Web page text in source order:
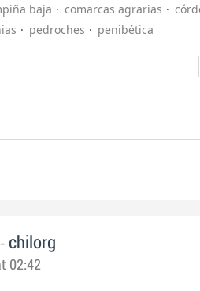
baja comarcas agrarias
pedroches penibética
- chilorg
02:42